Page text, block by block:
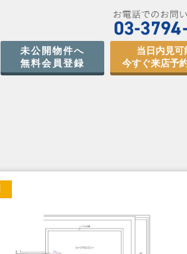
未公開物件へ
無料会員登録
当日内見可
今すぐ来店予